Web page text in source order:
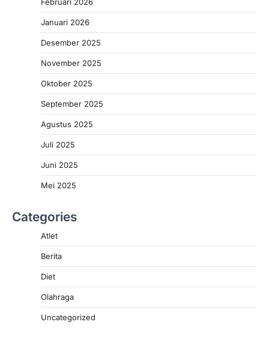
Februari 2026
Januari 2026
Desember 2025
November 2025
Oktober 2025
September 2025
Agustus 2025
Juli 2025
Juni 2025
Mei 2025
Categories
Atlet
Berita
Diet
Olahraga
Uncategorized